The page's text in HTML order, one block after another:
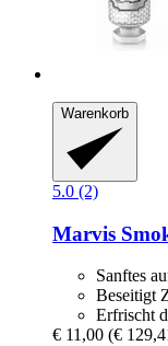
Warenkorb
5.0 (2)
Marvis
Sanftes
Beseitigt
Erfrischt
€ 11,00 (€